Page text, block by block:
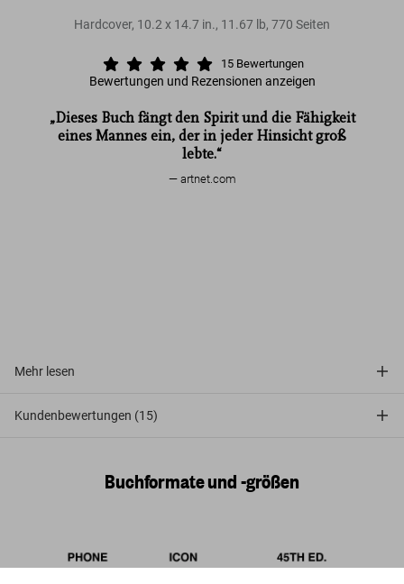
Hardcover, 10.2 x 14.7 in., 11.67 lb, 770 Seiten
15 Bewertungen
Bewertungen und Rezensionen anzeigen
„Dieses Buch fängt den Spirit und die Fähigkeit
eines Mannes ein, der in jeder Hinsicht groß
lebte.“
artnet.com
Mehr lesen
Kundenbewertungen (15)
Buchformate und -größen